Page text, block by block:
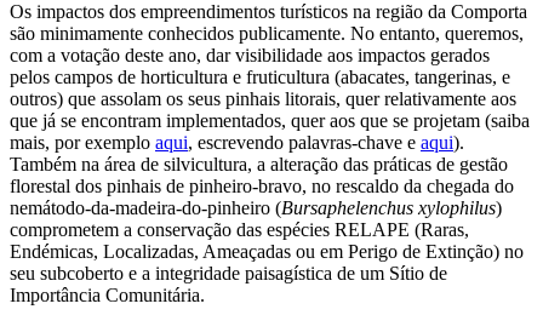
Os impactos dos empreendimentos turísticos na região da Comporta
são minimamente conhecidos publicamente. No entanto, queremos,
com a votação deste ano, dar visibilidade aos impactos gerados
pelos campos de horticultura e fruticultura (abacates, tangerinas, e
outros) que assolam os seus pinhais litorais, quer relativamente aos
que já se encontram implementados, quer aos que se projetam (saiba
mais, por exemplo aqui, escrevendo palavras-chave e aqui).
Também na área de silvicultura, a alteração das práticas de gestão
florestal dos pinhais de pinheiro-bravo, no rescaldo da chegada do
nemátodo-da-madeira-do-pinheiro (Bursaphelenchus xylophilus)
comprometem a conservação das espécies RELAPE (Raras,
Endémicas, Localizadas, Ameaçadas ou em Perigo de Extinção) no
seu subcoberto e a integridade paisagística de um Sítio de
Importância Comunitária.